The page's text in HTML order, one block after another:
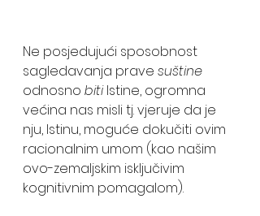
Ne posjedujući sposobnost
sagledavanja prave suštine
odnosno biti Istine, ogromna
većina nas misli tj. vjeruje da je
nju, Istinu, moguće dokučiti ovim
racionalnim umom (kao našim
ovo-zemaljskim isključivim
kognitivnim pomagalom).